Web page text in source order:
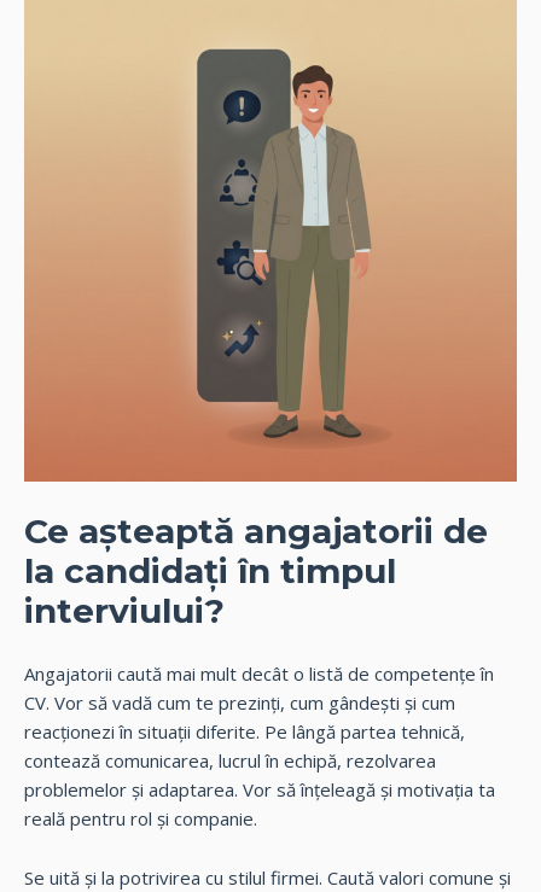
Ce așteaptă angajatorii de
la candidați în timpul
interviului?
Angajatorii caută mai mult decât o listă de competențe în
CV. Vor să vadă cum te prezinți, cum gândești și cum
reacționezi în situații diferite. Pe lângă partea tehnică,
contează comunicarea, lucrul în echipă, rezolvarea
problemelor și adaptarea. Vor să înțeleagă și motivația ta
reală pentru rol și companie.
Se uită și la potrivirea cu stilul firmei. Caută valori comune și